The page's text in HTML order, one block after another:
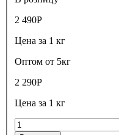
2 490Р
Цена за 1 кг
Оптом от 5кг
2 290Р
Цена за 1 кг